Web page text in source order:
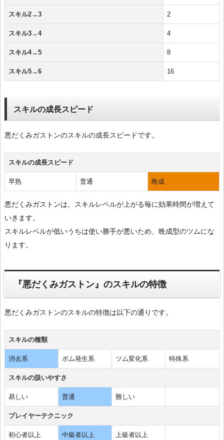
スキル2→3 2
スキル3→4 4
スキル4→5 8
スキル5→6 16
スキルの成長スピード
悪だくみガストンのスキルの成長スピードです。
スキルの成長スピード
早熟 普通 晩成
悪だくみガストンは、スキルレベルが上がる毎に効果時間が増えて
いきます。
スキルレベルが低いうちは使い勝手が悪いため、晩成型のツムにな
ります。
『悪だくみガストン』のスキルの特徴
悪だくみガストンのスキルの特徴は以下の通りです。
スキルの種類
消去系 ボム発生系 ツム変化系 特殊系
スキルの扱いやすさ
易しい 普通 難しい
プレイヤーテクニック
初心者以上 中級者以上 上級者以上